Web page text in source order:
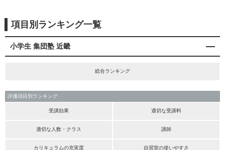
項目別ランキング一覧
小学生 集団塾 近畿
総合ランキング
評価項目別ランキング
受講効果 適切な受講料
適切な人数・クラス 講師
カリキュラムの充実度 自習室の使いやすさ